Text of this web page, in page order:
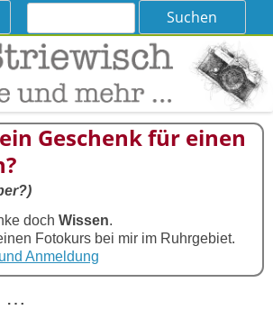
– Fotografieren
lernen
Meinungen zur Fotografie
Suchen
Geschenk für einen
doch Wissen.
Fotokurs bei mir im Ruhrgebiet.
Anmeldung
…